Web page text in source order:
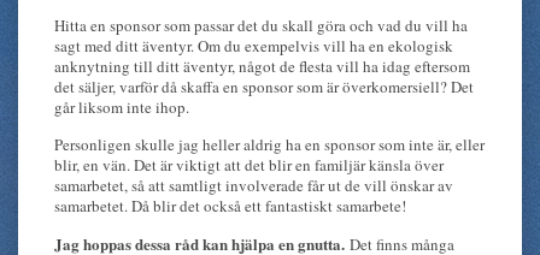
Hitta en sponsor som passar det du skall göra och vad du vill ha
sagt med ditt äventyr. Om du exempelvis vill ha en ekologisk
anknytning till ditt äventyr, något de flesta vill ha idag eftersom
det säljer, varför då skaffa en sponsor som är överkomersiell? Det
går liksom inte ihop.
Personligen skulle jag heller aldrig ha en sponsor som inte är, eller
blir, en vän. Det är viktigt att det blir en familjär känsla över
samarbetet, så att samtligt involverade får ut de vill önskar av
samarbetet. Då blir det också ett fantastiskt samarbete!
Jag hoppas dessa råd kan hjälpa en gnutta. Det finns många